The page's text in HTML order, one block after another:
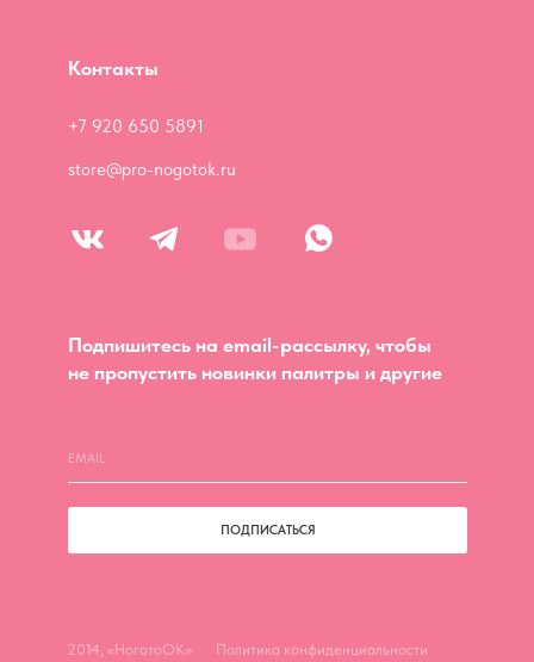
Контакты
Подпишитесь на email-рассылку, чтобы
не пропустить новинки палитры и другие
+7 920 650 5891
store@pro-nogotok.ru
2014, «НоготоОК» Политика конфиденциальности
ПОДПИСАТЬСЯ